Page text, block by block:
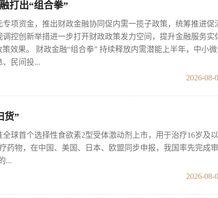
打出“组合拳”
专项资金，推出财政金融协同促内需一揽子政策，统筹推进促
控创新举措进一步打开财政政策发力空间，提升金融服务实
策效果。 财政金融“组合拳” 持续释放内需潜能上半年，中小
、民间投...
2026-08-
货”
球首个选择性食欲素2型受体激动剂上市，用于治疗16岁及
药物，在中国、美国、日本、欧盟同步申报，我国率先完成
...
2026-08-